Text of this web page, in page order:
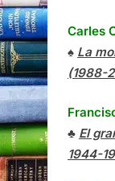
Carles
♠ La
(1988-
♣ El
1944-